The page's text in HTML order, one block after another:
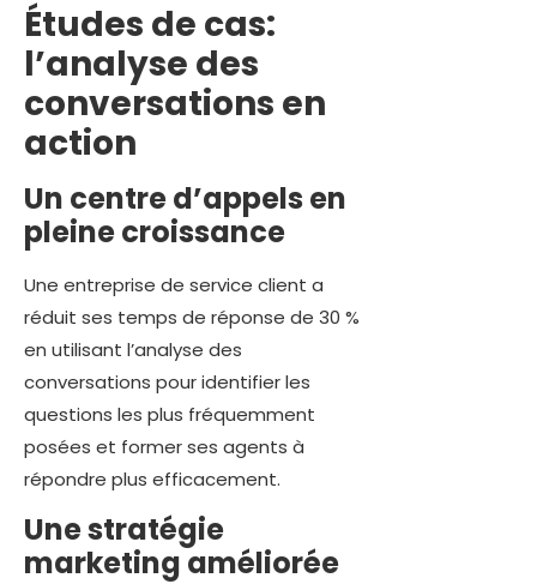
Études de cas:
l’analyse des
conversations en
action
Un centre d’appels en
pleine croissance
Une entreprise de service client a
réduit ses temps de réponse de 30 %
en utilisant l’analyse des
conversations pour identifier les
questions les plus fréquemment
posées et former ses agents à
répondre plus efficacement.
Une stratégie
marketing améliorée